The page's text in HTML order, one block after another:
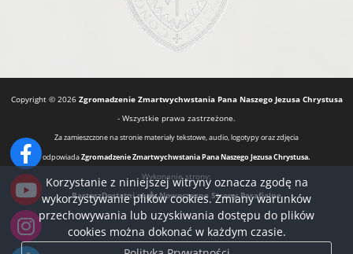
Copyright © 2026 Zgromadzenie Zmartwychwstania Pana Naszego Jezusa Chrystusa
- Wszystkie prawa zastrzeżone.
Za zamieszczone na stronie materiały tekstowe, audio, logotypy oraz zdjęcia
odpowiadaZgromadzenie Zmartwychwstania Pana Naszego Jezusa Chrystusa.
Wykonanie strony:
BartoszDostatni.pl
Nowoczesne Strony Parafialne
Korzystanie z niniejszej witryny oznacza zgodę na
wykorzystywanie plików cookies. Zmiany warunków
przechowywania lub uzyskiwania dostępu do plików
cookies można dokonać w każdym czasie.